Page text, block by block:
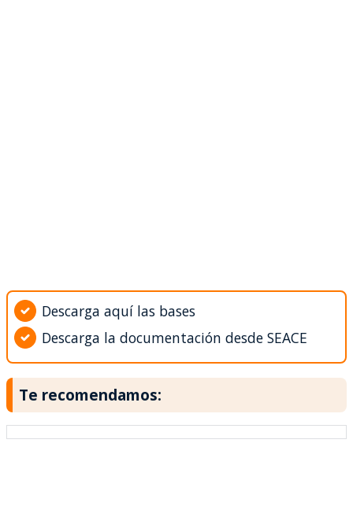
Descarga aquí las bases
Descarga la documentación desde SEACE
Te recomendamos: